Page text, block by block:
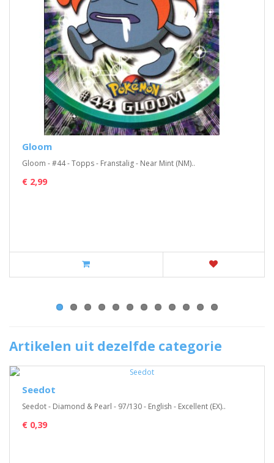
Gloom
Gloom - #44 - Topps - Franstalig - Near Mint (NM)..
€ 2,99
Artikelen uit dezelfde categorie
Seedot
Seedot - Diamond & Pearl - 97/130 - English - Excellent (EX)..
€ 0,39